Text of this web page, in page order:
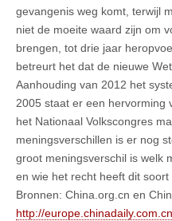
gevangenis weg komt, terwijl
niet de moeite waard zijn om
brengen, tot drie jaar
betreurt het dat de nieuwe
Aanhouding van 2012 het
2005 staat er een hervorming
het Nationaal Volkscongres
meningsverschillen is er nog
groot meningsverschil is welk
en wie het recht heeft dit soort
Bronnen: China.org.cn en
http://